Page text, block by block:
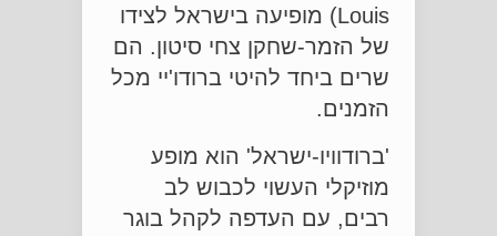
Louis) מופיעה בישראל לצידו
של הזמר-שחקן צחי סיטון. הם
שרים ביחד להיטי ברודו'יי מכל
הזמנים.
'ברודוויו-ישראל' הוא מופע
מוזיקלי העשוי לכבוש לב
רבים, עם העדפה לקהל בוגר